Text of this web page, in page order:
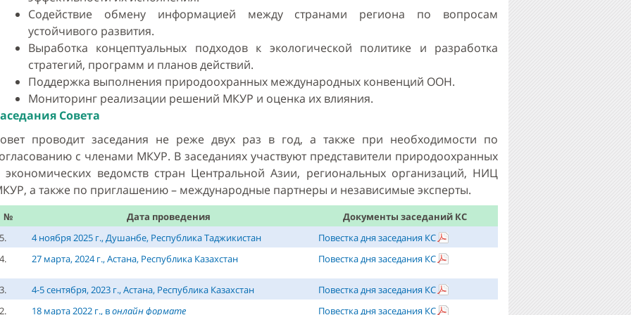
Содействие обмену информацией между странами региона по вопросам
устойчивого развития.
Выработка концептуальных подходов к экологической политике и разработка
стратегий, программ и планов действий.
Поддержка выполнения природоохранных международных конвенций ООН.
Мониторинг реализации решений МКУР и оценка их влияния.
Совета
проводит заседания не реже двух раз в год, а также при необходимости по
с членами МКУР. В заседаниях участвуют представители природоохранных
экономических ведомств стран Центральной Азии, региональных организаций, НИЦ
а также по приглашению – международные партнеры и независимые эксперты.
№ Дата проведения
Документы заседаний КС
5.
4 ноября 2025 г., Душанбе, Республика Таджикистан
Повестка дня заседания КС
4.
27 марта, 2024 г., Астана, Республика Казахстан Повестка дня заседания КС
3. 4-5 сентября, 2023 г., Астана, Республика Казахстан
Повестка дня заседания КС
2.
18 марта 2022 г., вонлайн формате Повестка дня заседания КС